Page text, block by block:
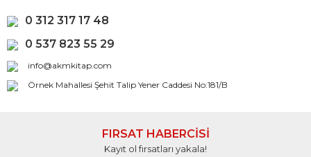
0 312 317 17 48
0 537 823 55 29
info@akmkitap.com
Örnek Mahallesi Şehit Talip Yener Caddesi No:181/B
FIRSAT HABERCİSİ
Kayıt ol fırsatları yakala!